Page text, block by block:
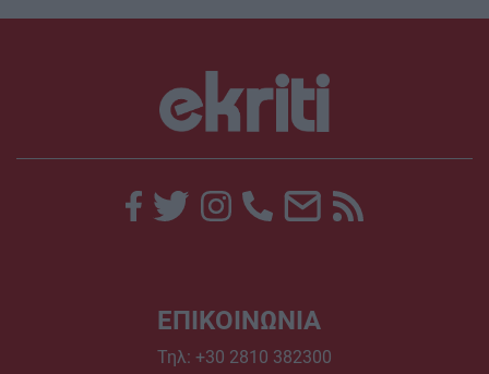
ΕΠΙΚΟΙΝΩΝΙΑ
Τηλ: +30 2810 382300